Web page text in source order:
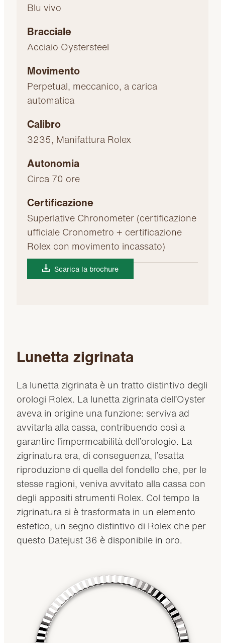
Blu vivo
Bracciale
Acciaio Oystersteel
Movimento
Perpetual, meccanico, a carica
automatica
Calibro
3235, Manifattura Rolex
Autonomia
Circa 70 ore
Certificazione
Superlative Chronometer (certificazione
ufficiale Cronometro + certificazione
Rolex con movimento incassato)
Scarica la brochure
Lunetta zigrinata
La lunetta zigrinata è un tratto distintivo degli
orologi Rolex. La lunetta zigrinata dell’Oyster
aveva in origine una funzione: serviva ad
avvitarla alla cassa, contribuendo così a
garantire l’impermeabilità dell’orologio. La
zigrinatura era, di conseguenza, l’esatta
riproduzione di quella del fondello che, per le
stesse ragioni, veniva avvitato alla cassa con
degli appositi strumenti Rolex. Col tempo la
zigrinatura si è trasformata in un elemento
estetico, un segno distintivo di Rolex che per
questo Datejust 36 è disponibile in oro.